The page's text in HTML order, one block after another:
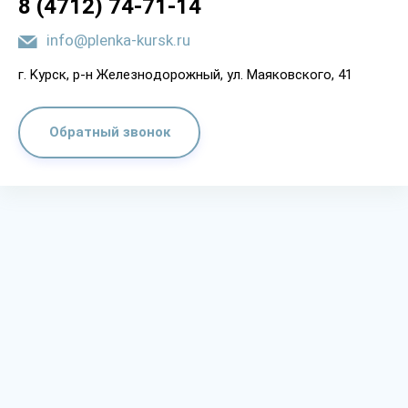
8 (4712) 74-71-14
info@plenka-kursk.ru
г. Kypcк, p-н Жeлeзнoдopoжный, yл. Мaякoвcкoгo, 41
Обратный звонок